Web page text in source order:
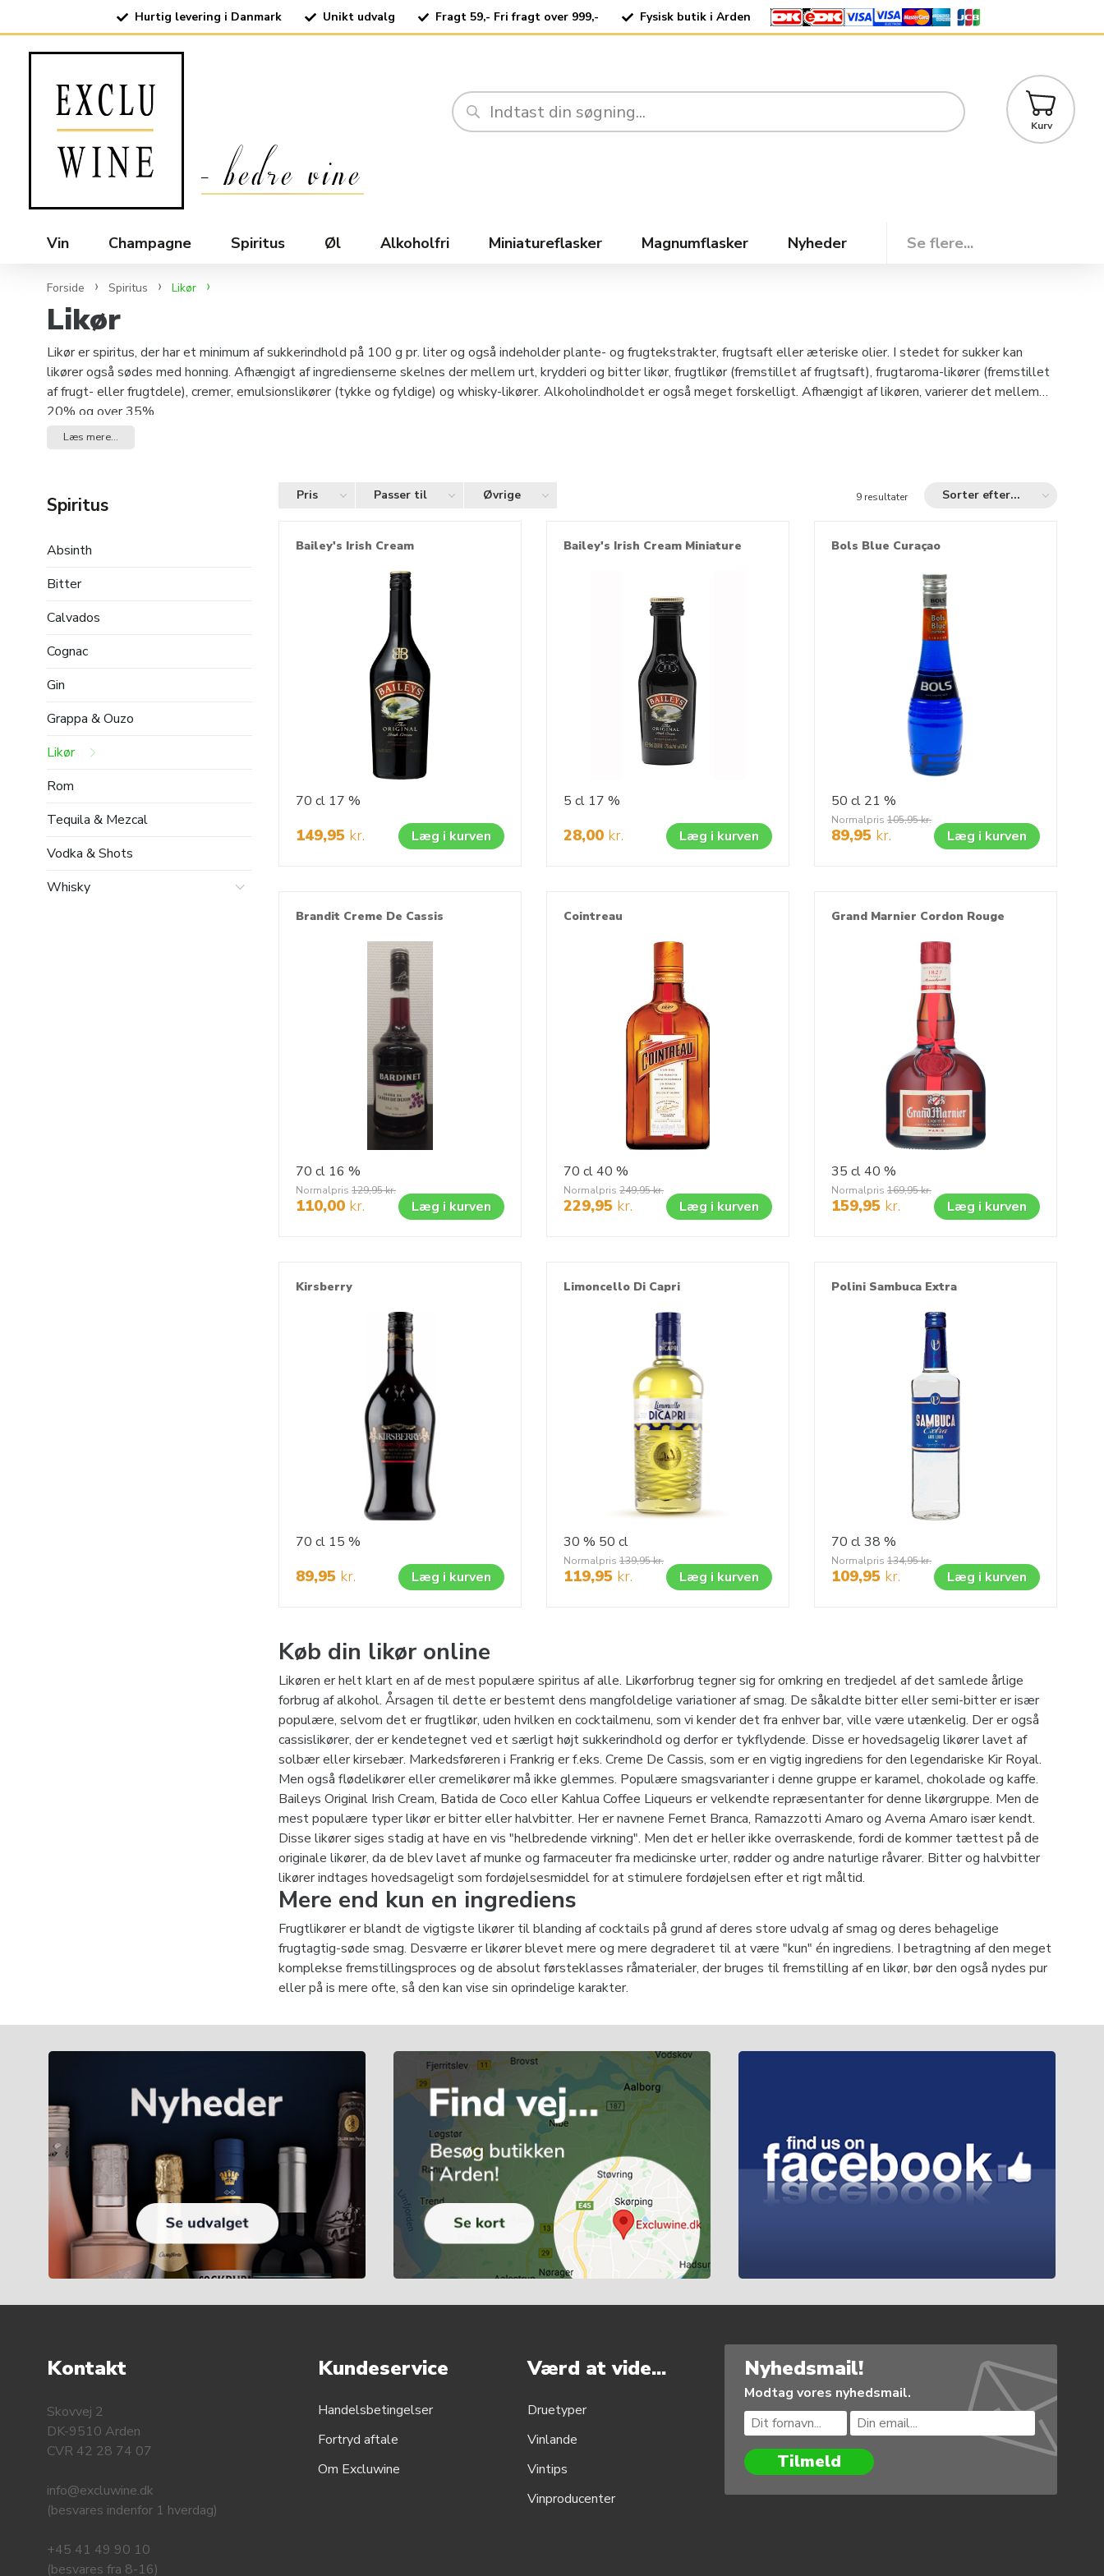
Hurtig levering i Danmark Unikt udvalg Fragt 59,- Fri fragt over 999,- Fysisk butik i Arden
Kurv
Vin Champagne Spiritus Øl Alkoholfri Miniatureflasker Magnumflasker Nyheder Se flere...
Forside Spiritus Likør
Likør
Likør er spiritus, der har et minimum af sukkerindhold på 100 g pr. liter og også indeholder plante- og frugtekstrakter, frugtsaft eller æteriske olier. I stedet for sukker kan
likører også sødes med honning. Afhængigt af ingredienserne skelnes der mellem urt, krydderi og bitter likør, frugtlikør (fremstillet af frugtsaft), frugtaroma-likører (fremstillet
af frugt- eller frugtdele), cremer, emulsionslikører (tykke og fyldige) og whisky-likører. Alkoholindholdet er også meget forskelligt. Afhængigt af likøren, varierer det mellem
20% og over 35%.
Læs mere...
Pris Passer til Øvrige
Spiritus
Absinth
Bitter
Calvados
Cognac
Gin
Grappa & Ouzo
Likør
Rom
Tequila & Mezcal
Vodka & Shots
Whisky
Sorter efter...
9 resultater
Bailey's Irish Cream
70 cl 17 %
149,95 kr. Læg i kurven
Bailey's Irish Cream Miniature
5 cl 17 %
28,00 kr. Læg i kurven
Bols Blue Curaçao
50 cl 21 %
89,95 kr.
Normalpris 105,95kr.
Læg i kurven
Brandit Creme De Cassis
70 cl 16 %
110,00 kr.
Normalpris 129,95kr.
Læg i kurven
Cointreau
70 cl40 %
229,95 kr.
Normalpris 249,95kr.
Læg i kurven
Grand Marnier Cordon Rouge
35 cl40 %
159,95 kr.
Normalpris 169,95kr.
Læg i kurven
Kirsberry
70 cl 15 %
89,95 kr. Læg i kurven
Limoncello Di Capri
30 % 50 cl
119,95 kr.
Normalpris 139,95kr.
Læg i kurven
Polini Sambuca Extra
70 cl38 %
109,95 kr.
Normalpris 134,95kr.
Læg i kurven
Køb din likør online
Likøren er helt klart en af ​​de mest populære spiritus af alle. Likørforbrug tegner sig for omkring en tredjedel af det samlede årlige
forbrug af alkohol. Årsagen til dette er bestemt dens mangfoldelige variationer af smag. De såkaldte bitter eller semi-bitter er især
populære, selvom det er frugtlikør, uden hvilken en cocktailmenu, som vi kender det fra enhver bar, ville være utænkelig. Der er også
cassislikører, der er kendetegnet ved et særligt højt sukkerindhold og derfor er tykflydende. Disse er hovedsagelig likører lavet af
solbær eller kirsebær. Markedsføreren i Frankrig er f.eks. Creme De Cassis, som er en vigtig ingrediens for den legendariske Kir Royal.
Men også flødelikører eller cremelikører må ikke glemmes. Populære smagsvarianter i denne gruppe er karamel, chokolade og kaffe.
Baileys Original Irish Cream, Batida de Coco eller Kahlua Coffee Liqueurs er velkendte repræsentanter for denne likørgruppe. Men de
mest populære typer likør er bitter eller halvbitter. Her er navnene Fernet Branca, Ramazzotti Amaro og Averna Amaro især kendt.
Disse likører siges stadig at have en vis "helbredende virkning". Men det er heller ikke overraskende, fordi de kommer tættest på de
originale likører, da de blev lavet af munke og farmaceuter fra medicinske urter, rødder og andre naturlige råvarer. Bitter og halvbitter
likører indtages hovedsageligt som fordøjelsesmiddel for at stimulere fordøjelsen efter et rigt måltid.
Mere end kun en ingrediens
Frugtlikører er blandt de vigtigste likører til blanding af cocktails på grund af deres store udvalg af smag og deres behagelige
frugtagtig-søde smag. Desværre er likører blevet mere og mere degraderet til at være "kun" én ingrediens. I betragtning af den meget
komplekse fremstillingsproces og de absolut førsteklasses råmaterialer, der bruges til fremstilling af en likør, bør den også nydes pur
eller på is mere ofte, så den kan vise sin oprindelige karakter.
Kontakt
Skovvej 2
DK-9510 Arden
CVR 42 28 74 07
info@excluwine.dk
(besvares indenfor 1 hverdag)
+45 41 49 90 10
(besvares fra 8-16)
Kundeservice
Handelsbetingelser
Fortryd aftale
Om Excluwine
Værd at vide...
Druetyper
Vinlande
Vintips
Vinproducenter
Nyhedsmail!
Modtag vores nyhedsmail.